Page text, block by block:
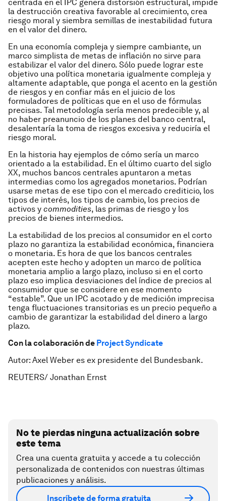
centrada en el IPC genera distorsión estructural, impide
la destrucción creativa favorable al crecimiento, crea
riesgo moral y siembra semillas de inestabilidad futura
en el valor del dinero.
En una economía compleja y siempre cambiante, un
marco simplista de metas de inflación no sirve para
estabilizar el valor del dinero. Sólo puede lograr este
objetivo una política monetaria igualmente compleja y
altamente adaptable, que ponga el acento en la gestión
de riesgos y en confiar más en el juicio de los
formuladores de políticas que en el uso de fórmulas
precisas. Tal metodología sería menos predecible y, al
no haber preanuncio de los planes del banco central,
desalentaría la toma de riesgos excesiva y reduciría el
riesgo moral.
En la historia hay ejemplos de cómo sería un marco
orientado a la estabilidad. En el último cuarto del siglo
XX, muchos bancos centrales apuntaron a metas
intermedias como los agregados monetarios. Podrían
usarse metas de ese tipo con el mercado crediticio, los
tipos de interés, los tipos de cambio, los precios de
activos y commodities, las primas de riesgo y los
precios de bienes intermedios.
La estabilidad de los precios al consumidor en el corto
plazo no garantiza la estabilidad económica, financiera
o monetaria. Es hora de que los bancos centrales
acepten este hecho y adopten un marco de política
monetaria amplio a largo plazo, incluso si en el corto
plazo eso implica desviaciones del índice de precios al
consumidor que se considere en ese momento
“estable”. Que un IPC acotado y de medición imprecisa
tenga fluctuaciones transitorias es un precio pequeño a
cambio de garantizar la estabilidad del dinero a largo
plazo.
Con la colaboración de Project Syndicate
Autor: Axel Weber es ex presidente del Bundesbank.
REUTERS/ Jonathan Ernst
No te pierdas ninguna actualización sobre
este tema
Crea una cuenta gratuita y accede a tu colección
personalizada de contenidos con nuestras últimas
publicaciones y análisis.
Inscríbete de forma gratuita